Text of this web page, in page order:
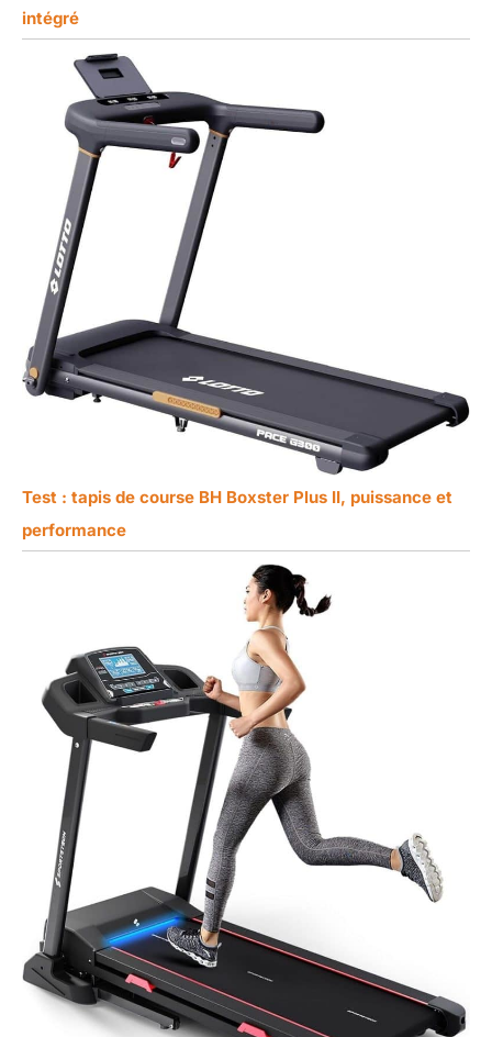
intégré
Test : tapis de course BH Boxster Plus II, puissance et
performance